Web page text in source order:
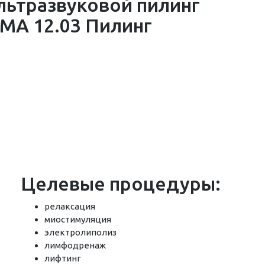
Целевые процедуры:
релаксация
миостимуляция
электролиполиз
лимфодренаж
лифтинг